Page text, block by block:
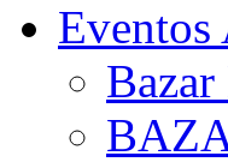
Eventos